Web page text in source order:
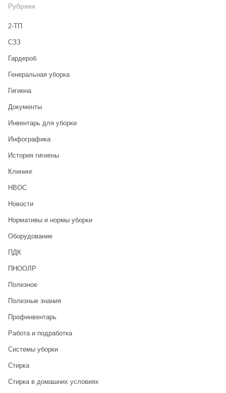
Рубрики
2-ТП
CЗЗ
Гардероб
Генеральная уборка
Гигиена
Документы
Инвентарь для уборки
Инфографика
История гигиены
Клининг
НВОС
Новости
Нормативы и нормы уборки
Оборудование
ПДК
ПНООЛР
Полезное
Полезные знания
Профинвентарь
Работа и подработка
Системы уборки
Стирка
Стирка в домашних условиях